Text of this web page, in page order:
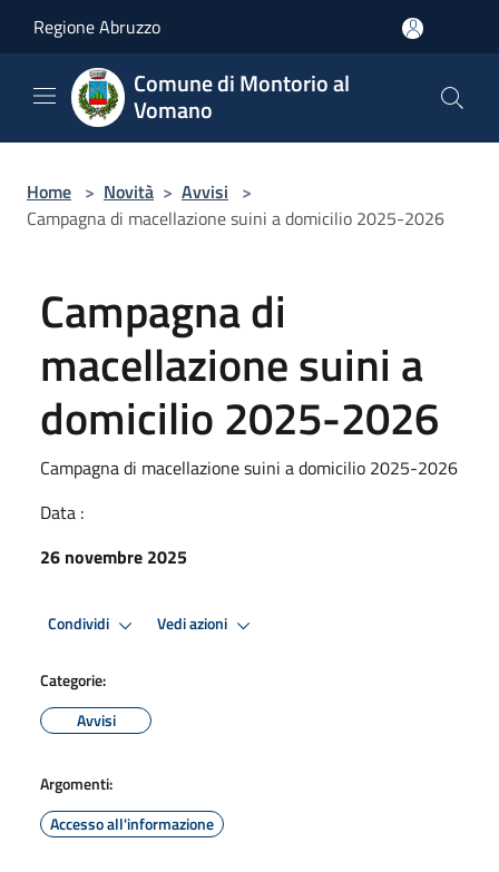
Regione Abruzzo
Comune di Montorio al
Vomano
Home > Novità > Avvisi >
Campagna di macellazione suini a domicilio 2025-2026
Campagna di
macellazione suini a
domicilio 2025-2026
Campagna di macellazione suini a domicilio 2025-2026
Data :
26 novembre 2025
Condividi Vedi azioni
Categorie:
Avvisi
Argomenti:
Accesso all'informazione